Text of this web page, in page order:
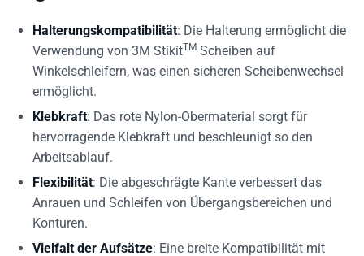
Halterungskompatibilität: Die Halterung ermöglicht die
Verwendung von 3M StikitTM Scheiben auf
Winkelschleifern, was einen sicheren Scheibenwechsel
ermöglicht.
Klebkraft: Das rote Nylon-Obermaterial sorgt für
hervorragende Klebkraft und beschleunigt so den
Arbeitsablauf.
Flexibilität: Die abgeschrägte Kante verbessert das
Anrauen und Schleifen von Übergangsbereichen und
Konturen.
Vielfalt der Aufsätze: Eine breite Kompatibilität mit